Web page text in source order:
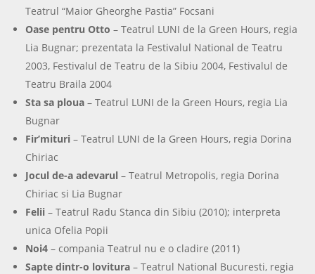
Teatrul “Maior Gheorghe Pastia” Focsani
Oase pentru Otto – Teatrul LUNI de la Green Hours, regia
Lia Bugnar; prezentata la Festivalul National de Teatru
2003, Festivalul de Teatru de la Sibiu 2004, Festivalul de
Teatru Braila 2004
Sta sa ploua – Teatrul LUNI de la Green Hours, regia Lia
Bugnar
Fir’mituri – Teatrul LUNI de la Green Hours, regia Dorina
Chiriac
Jocul de-a adevarul – Teatrul Metropolis, regia Dorina
Chiriac si Lia Bugnar
Felii – Teatrul Radu Stanca din Sibiu (2010); interpreta
unica Ofelia Popii
Noi4 – compania Teatrul nu e o cladire (2011)
Sapte dintr-o lovitura – Teatrul National Bucuresti, regia